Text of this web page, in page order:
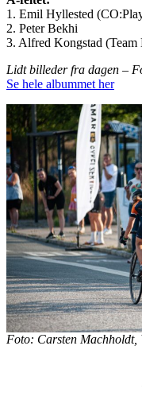
1. Emil Hyllested
2. Peter Bekhi
3. Alfred Kongstad
Lidt billeder fra dagen –
Se hele albummet her
Foto: Carsten Machholdt,